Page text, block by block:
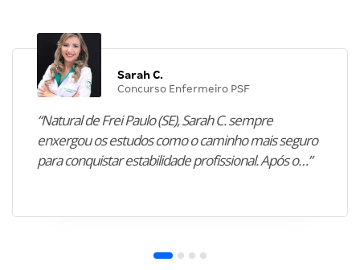
Sarah C.
Concurso Enfermeiro PSF
“Natural de Frei Paulo (SE), Sarah C. sempre
enxergou os estudos como o caminho mais seguro
para conquistar estabilidade profissional. Após o…”